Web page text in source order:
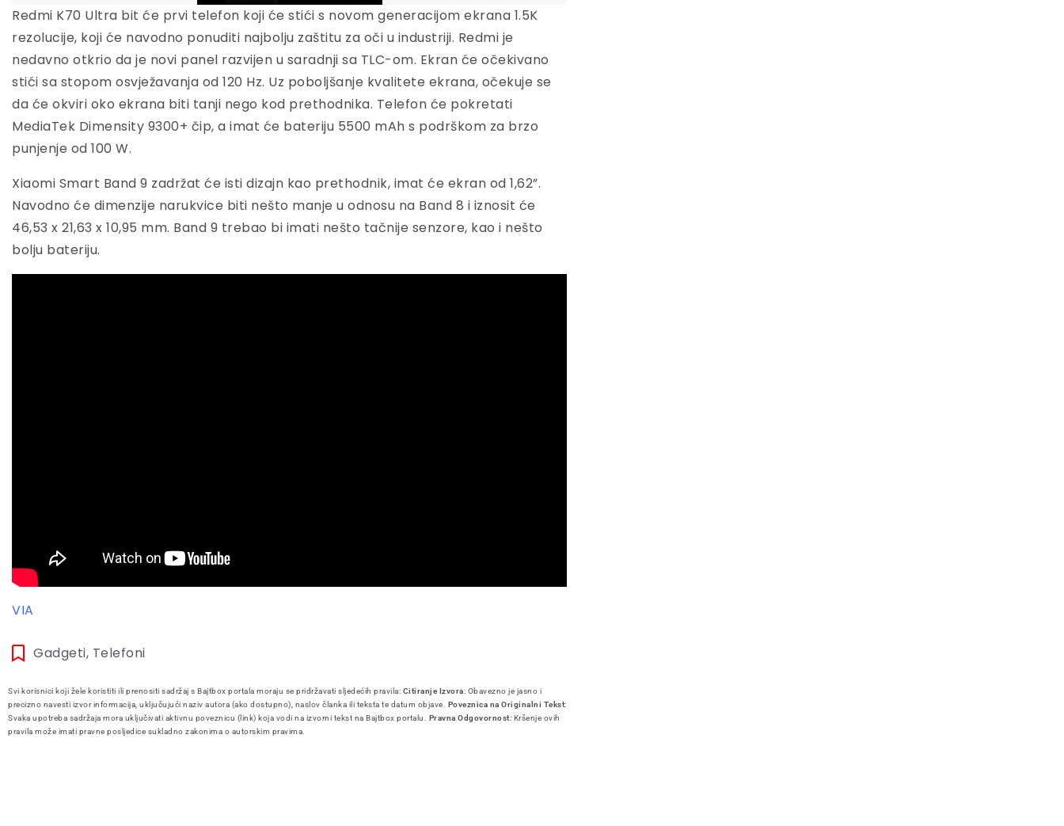
Redmi K70 Ultra bit će prvi telefon koji će stići s novom generacijom ekrana 1.5K
rezolucije, koji će navodno ponuditi najbolju zaštitu za oči u industriji. Redmi je
nedavno otkrio da je novi panel razvijen u saradnji sa TLC-om. Ekran će očekivano
stići sa stopom osvježavanja od 120 Hz. Uz poboljšanje kvalitete ekrana, očekuje se
da će okviri oko ekrana biti tanji nego kod prethodnika. Telefon će pokretati
MediaTek Dimensity 9300+ čip, a imat će bateriju 5500 mAh s podrškom za brzo
punjenje od 100 W.
Xiaomi Smart Band 9 zadržat će isti dizajn kao prethodnik, imat će ekran od 1,62”.
Navodno će dimenzije narukvice biti nešto manje u odnosu na Band 8 i iznosit će
46,53 x 21,63 x 10,95 mm. Band 9 trebao bi imati nešto tačnije senzore, kao i nešto
bolju bateriju.
VIA
Gadgeti, Telefoni
Svi korisnici koji žele koristiti ili prenositi sadržaj s Bajtbox portala moraju se pridržavati sljedećih pravila: Citiranje Izvora: Obavezno je jasno i
precizno navesti izvor informacija, uključujući naziv autora (ako dostupno), naslov članka ili teksta te datum objave. Poveznica na Originalni Tekst:
Svaka upotreba sadržaja mora uključivati aktivnu poveznicu (link) koja vodi na izvorni tekst na Bajtbox portalu. Pravna Odgovornost: Kršenje ovih
pravila može imati pravne posljedice sukladno zakonima o autorskim pravima.